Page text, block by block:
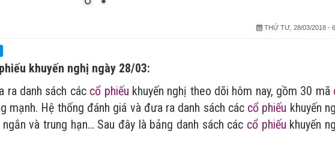
THỨ TƯ, 28/03/2018 -
khuyến nghị ngày 28/03:
ra danh sách các cổ phiếu khuyến nghị theo dõi hôm nay, gồm 30 mã
mạnh. Hệ thống đánh giá và đưa ra danh sách các cổ phiếu khuyến
và trung hạn… Sau đây là bảng danh sách các cổ phiếu khuyến